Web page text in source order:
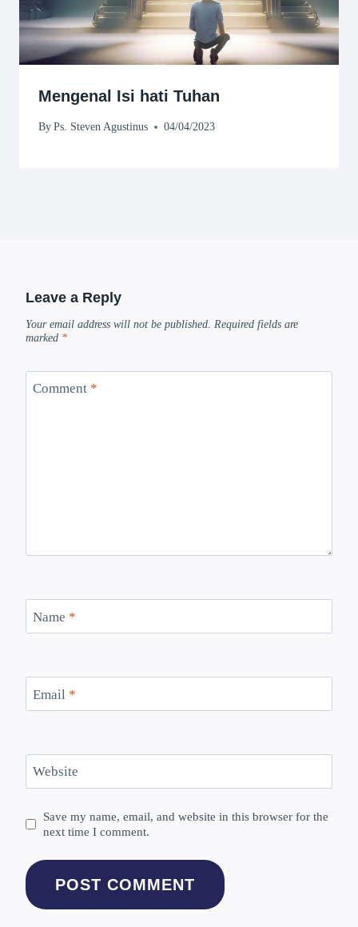
Mengenal Isi hati Tuhan
By Ps. Steven Agustinus 04/04/2023
Leave a Reply
Your email address will not be published. Required fields are
marked *
Comment *
Name *
Email *
Website
Save my name, email, and website in this browser for the
next time I comment.